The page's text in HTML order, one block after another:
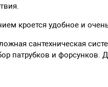
кроется удобное и
сантехническая
патрубков и форсунков.